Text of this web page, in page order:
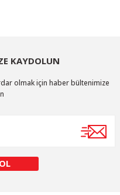
KAYDOLUN
olmak için haber bültenimize